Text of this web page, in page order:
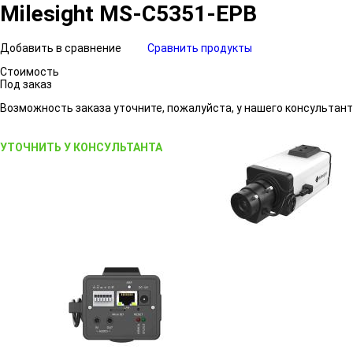
Milesight MS-C5351-EPB
Добавить в сравнение
Сравнить продукты
Стоимость
Под заказ
Возможность заказа уточните, пожалуйста, у нашего
УТОЧНИТЬ У КОНСУЛЬТАНТА